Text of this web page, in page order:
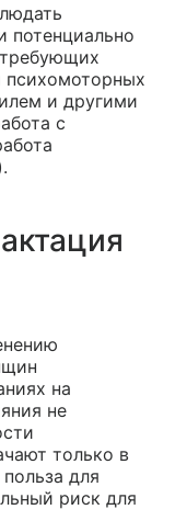
потенциально
психомоторных
и другими
с
на
не
только в
для
риск для